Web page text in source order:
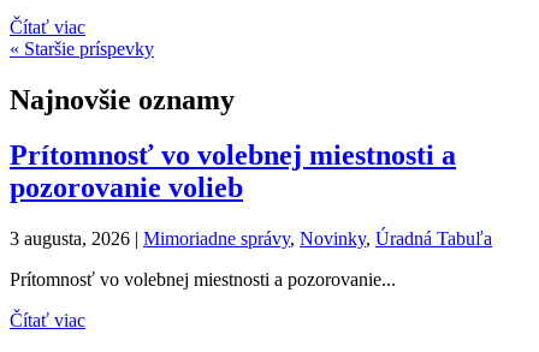
Čítať viac
« Staršie príspevky
Najnovšie oznamy
Prítomnosť vo volebnej miestnosti a
pozorovanie volieb
3 augusta, 2026 | Mimoriadne správy, Novinky, Úradná Tabuľa
Prítomnosť vo volebnej miestnosti a pozorovanie...
Čítať viac